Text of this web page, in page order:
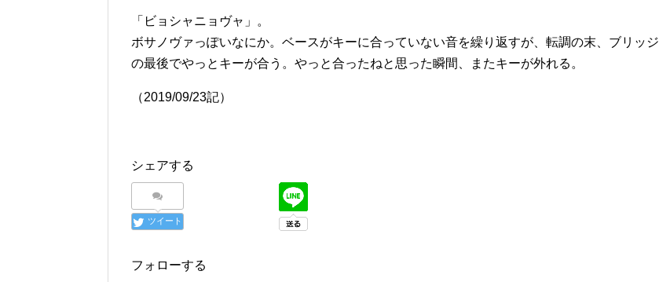
「ビョシャニョヴャ」。
ボサノヴァっぽいなにか。ベースがキーに合っていない音を繰り返すが、転調の末、ブリッジ
の最後でやっとキーが合う。やっと合ったねと思った瞬間、またキーが外れる。
（2019/09/23記）
シェアする
ツイート
フォローする